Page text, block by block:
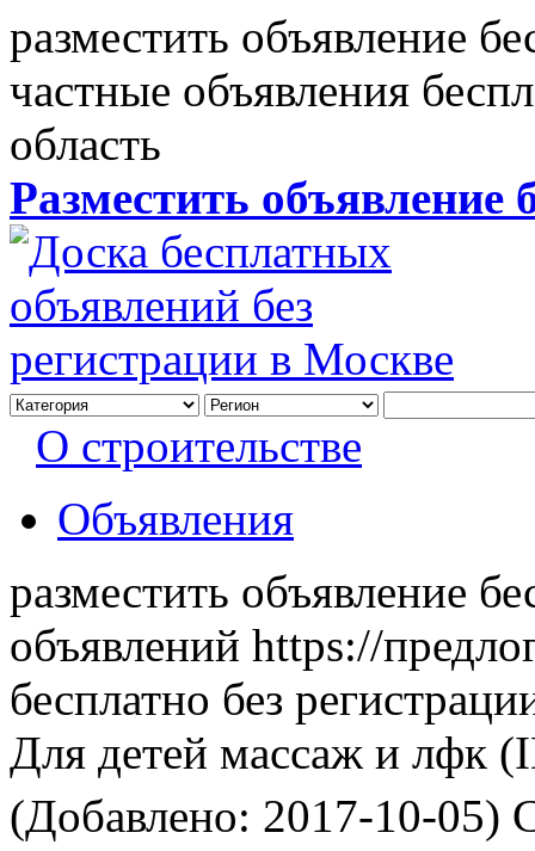
разместить объявление
частные объявления
область
Разместить объявление
О строительстве
Объявления
разместить объявление
объявлений https://
бесплатно без
Для детей массаж и лфк
(Добавлено: 2017-10-05)